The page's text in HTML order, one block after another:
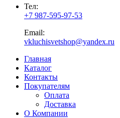
Тел:
+7 987-595-97-53
Email:
vkluchisvetshop@yandex.ru
Главная
Каталог
Контакты
Покупателям
Оплата
Доставка
О Компании